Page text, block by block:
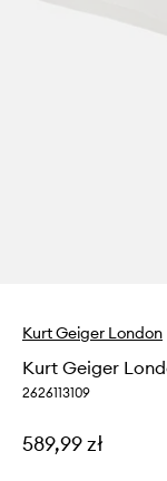
Kurt Geiger London
Kurt Geiger
2626113109
589,99 zł